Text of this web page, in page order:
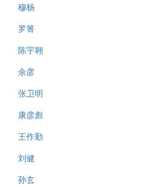
穆杨
罗箐
陈宇翱
余彦
张卫明
康彦彪
王作勤
刘健
孙玄